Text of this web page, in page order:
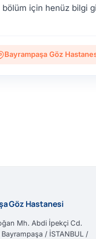
bölüm için henüz bilgi
Bayrampaşa Göz
Göz Hastanesi
Mh. Abdi İpekçi Cd.
/ İSTANBUL /